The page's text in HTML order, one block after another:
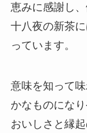
恵みに感謝し
十八夜の新茶
っています。
意味を知って
かなものにな
おいしさと縁